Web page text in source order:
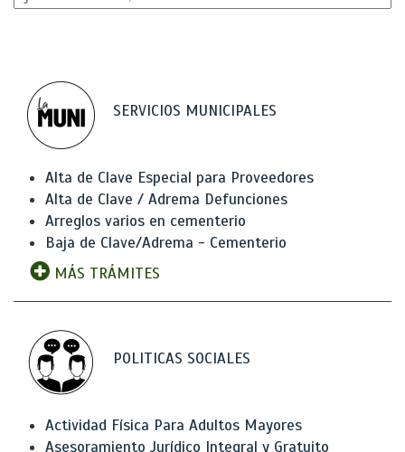
SERVICIOS MUNICIPALES
Alta de Clave Especial para Proveedores
Alta de Clave / Adrema Defunciones
Arreglos varios en cementerio
Baja de Clave/Adrema - Cementerio
MÁS TRÁMITES
POLITICAS SOCIALES
Actividad Física Para Adultos Mayores
Asesoramiento Jurídico Integral y Gratuito